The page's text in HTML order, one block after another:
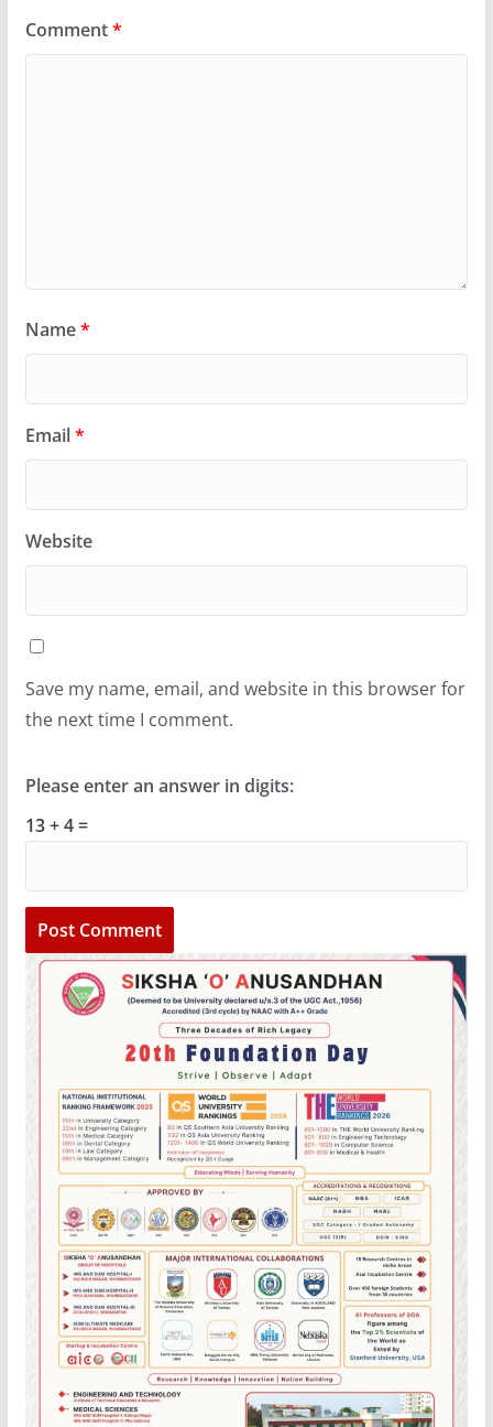
Comment*
Name*
Email*
Website
Save my name, email, and website in this browser for
the next time I comment.
Please enter an answer in digits:
13 + 4 =